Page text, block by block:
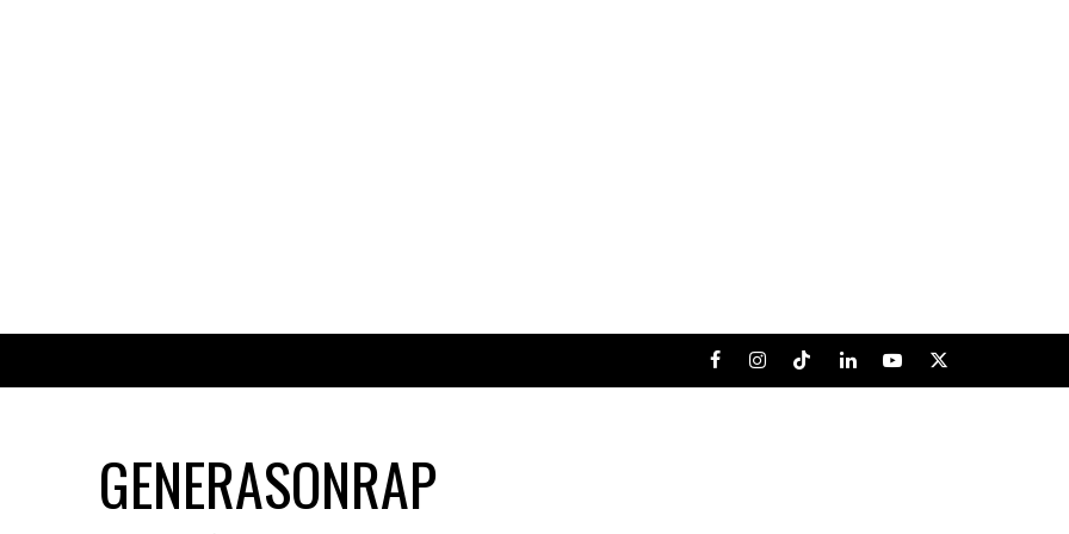
FacebookInstagram
TiktokLinkedInYoutube
X
GENERASONRAP